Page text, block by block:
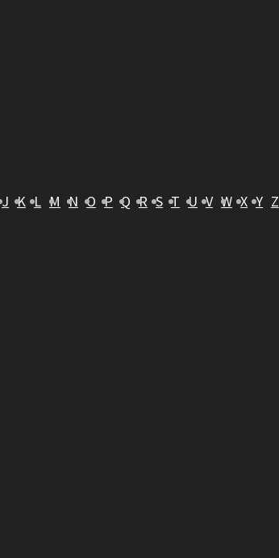
J K L M N O P Q R S T U V W X Y Z